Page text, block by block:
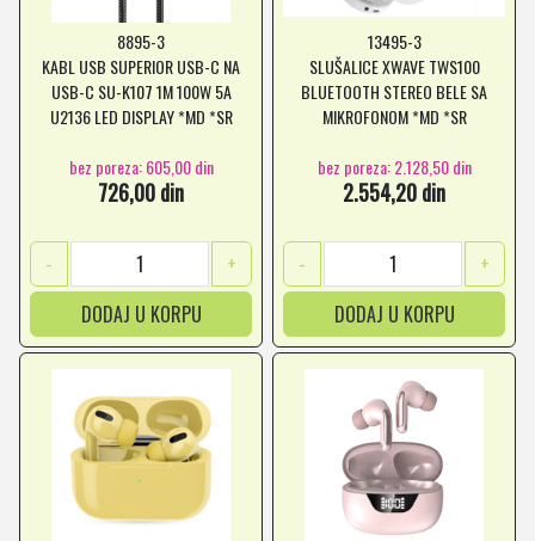
8895-3
KABL USB SUPERIOR USB-C NA
USB-C SU-K107 1M 100W 5A
U2136 LED DISPLAY *MD *SR
bez poreza: 605,00 din
726,00 din
-
+
DODAJ U KORPU
13495-3
SLUŠALICE XWAVE TWS100
BLUETOOTH STEREO BELE SA
MIKROFONOM *MD *SR
bez poreza: 2.128,50 din
2.554,20 din
-
+
DODAJ U KORPU